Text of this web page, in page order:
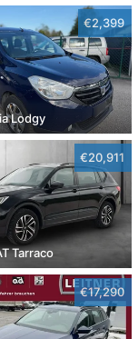
€2,399
Lodgy
€20,911
Tarraco
€17,290